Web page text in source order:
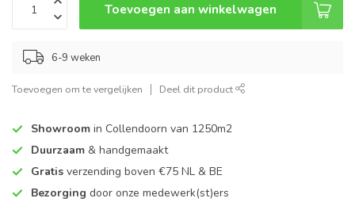
Toevoegen aan winkelwagen
6-9 weken
Toevoegen om te vergelijken Deel dit product
Showroom in Collendoorn van 1250m2
Duurzaam & handgemaakt
Gratis verzending boven €75 NL & BE
Bezorging door onze medewerk(st)ers